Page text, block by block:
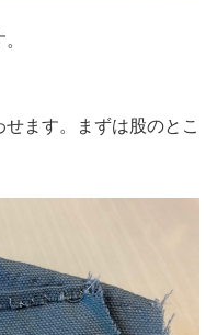
ます。まずは股のとこ